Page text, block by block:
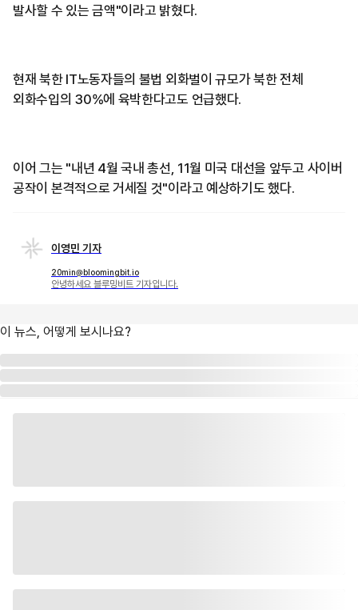
발사할 수 있는 금액"이라고 밝혔다.
현재 북한 IT노동자들의 불법 외화벌이 규모가 북한 전체
외화수입의 30%에 육박한다고도 언급했다.
이어 그는 "내년 4월 국내 총선, 11월 미국 대선을 앞두고 사이버
공작이 본격적으로 거세질 것"이라고 예상하기도 했다.
이영민 기자
20min@bloomingbit.io
안녕하세요 블루밍비트 기자입니다.
이 뉴스, 어떻게 보시나요?